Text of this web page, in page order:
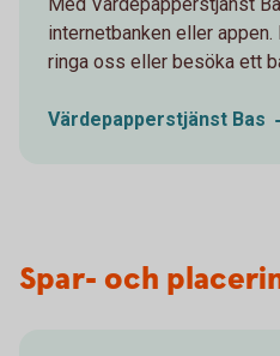
internetbanken eller appen.
ringa oss eller besöka ett
Värdepapperstjänst Bas
Spar- och